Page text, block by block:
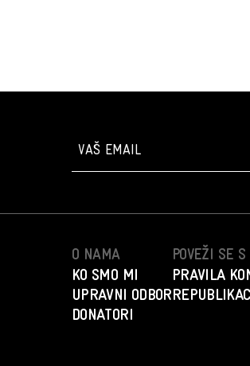
O NAMA
KO SMO MI
UPRAVNI ODBOR
DONATORI
POVEŽI SE
PRAVILA